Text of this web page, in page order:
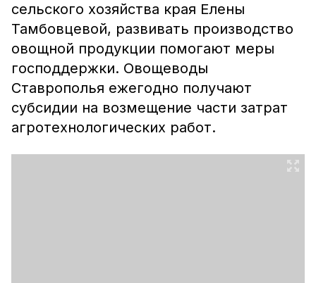
сельского хозяйства края Елены
Тамбовцевой, развивать производство
овощной продукции помогают меры
господдержки. Овощеводы
Ставрополья ежегодно получают
субсидии на возмещение части затрат
агротехнологических работ.